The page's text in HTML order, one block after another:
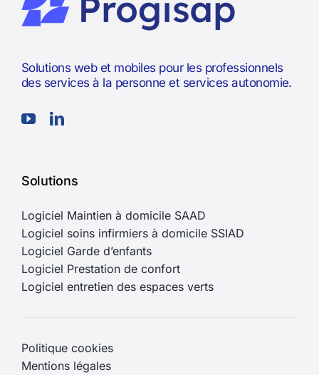
Solutions web et mobiles pour les professionnels
des services à la personne et services autonomie.
Solutions
Logiciel Maintien à domicile SAAD
Logiciel soins infirmiers à domicile SSIAD
Logiciel Garde d’enfants
Logiciel Prestation de confort
Logiciel entretien des espaces verts
Politique cookies
Mentions légales